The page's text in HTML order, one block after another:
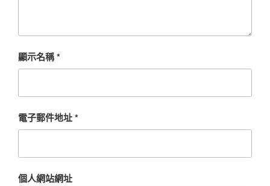
顯示名稱*
電子郵件地址*
個人網站網址